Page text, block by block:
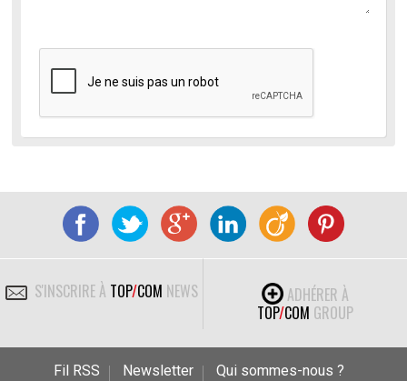
S'INSCRIRE À TOP/COM NEWS
ADHÉRER À
TOP/COM GROUP
Fil RSS Newsletter
Qui sommes-nous ?